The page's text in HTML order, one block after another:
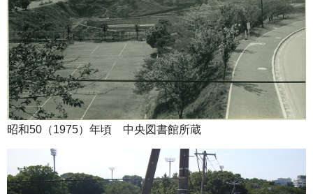
昭和50（1975）年頃 中央図書館所蔵